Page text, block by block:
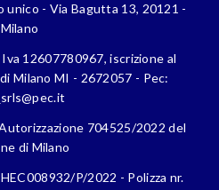
unico - Via Bagutta 13, 20121 -
Milano
12607780967, iscrizione al
Milano MI - 2672057 - Pec:
704525/2022 del
di Milano
P/2022 - Polizza nr.